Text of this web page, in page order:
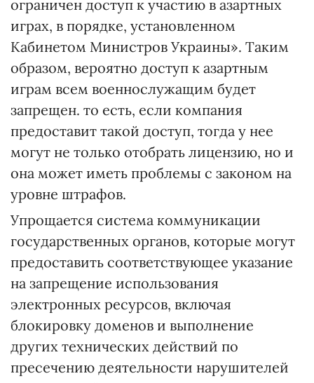
ограничен доступ к участию в азартных
играх, в порядке, установленном
Кабинетом Министров Украины». Таким
образом, вероятно доступ к азартным
играм всем военнослужащим будет
запрещен. то есть, если компания
предоставит такой доступ, тогда у нее
могут не только отобрать лицензию, но и
она может иметь проблемы с законом на
уровне штрафов.
Упрощается система коммуникации
государственных органов, которые могут
предоставить соответствующее указание
на запрещение использования
электронных ресурсов, включая
блокировку доменов и выполнение
других технических действий по
пресечению деятельности нарушителей